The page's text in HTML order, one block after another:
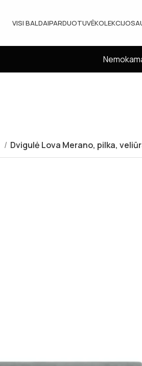
VISI BALDAIPARDUOTUVĖKOLEKCIJOS
Dvigulė Lova Merano, pilka,